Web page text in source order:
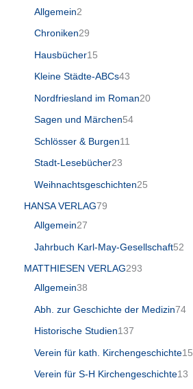
Allgemein2
Chroniken29
Hausbücher15
Kleine Städte-ABCs43
Nordfriesland im Roman20
Sagen und Märchen54
Schlösser & Burgen11
Stadt-Lesebücher23
Weihnachtsgeschichten25
HANSA VERLAG79
Allgemein27
Jahrbuch Karl-May-Gesellschaft52
MATTHIESEN VERLAG293
Allgemein38
Abh. zur Geschichte der Medizin74
Historische Studien137
Verein für kath. Kirchengeschichte15
Verein für S-H Kirchengeschichte13